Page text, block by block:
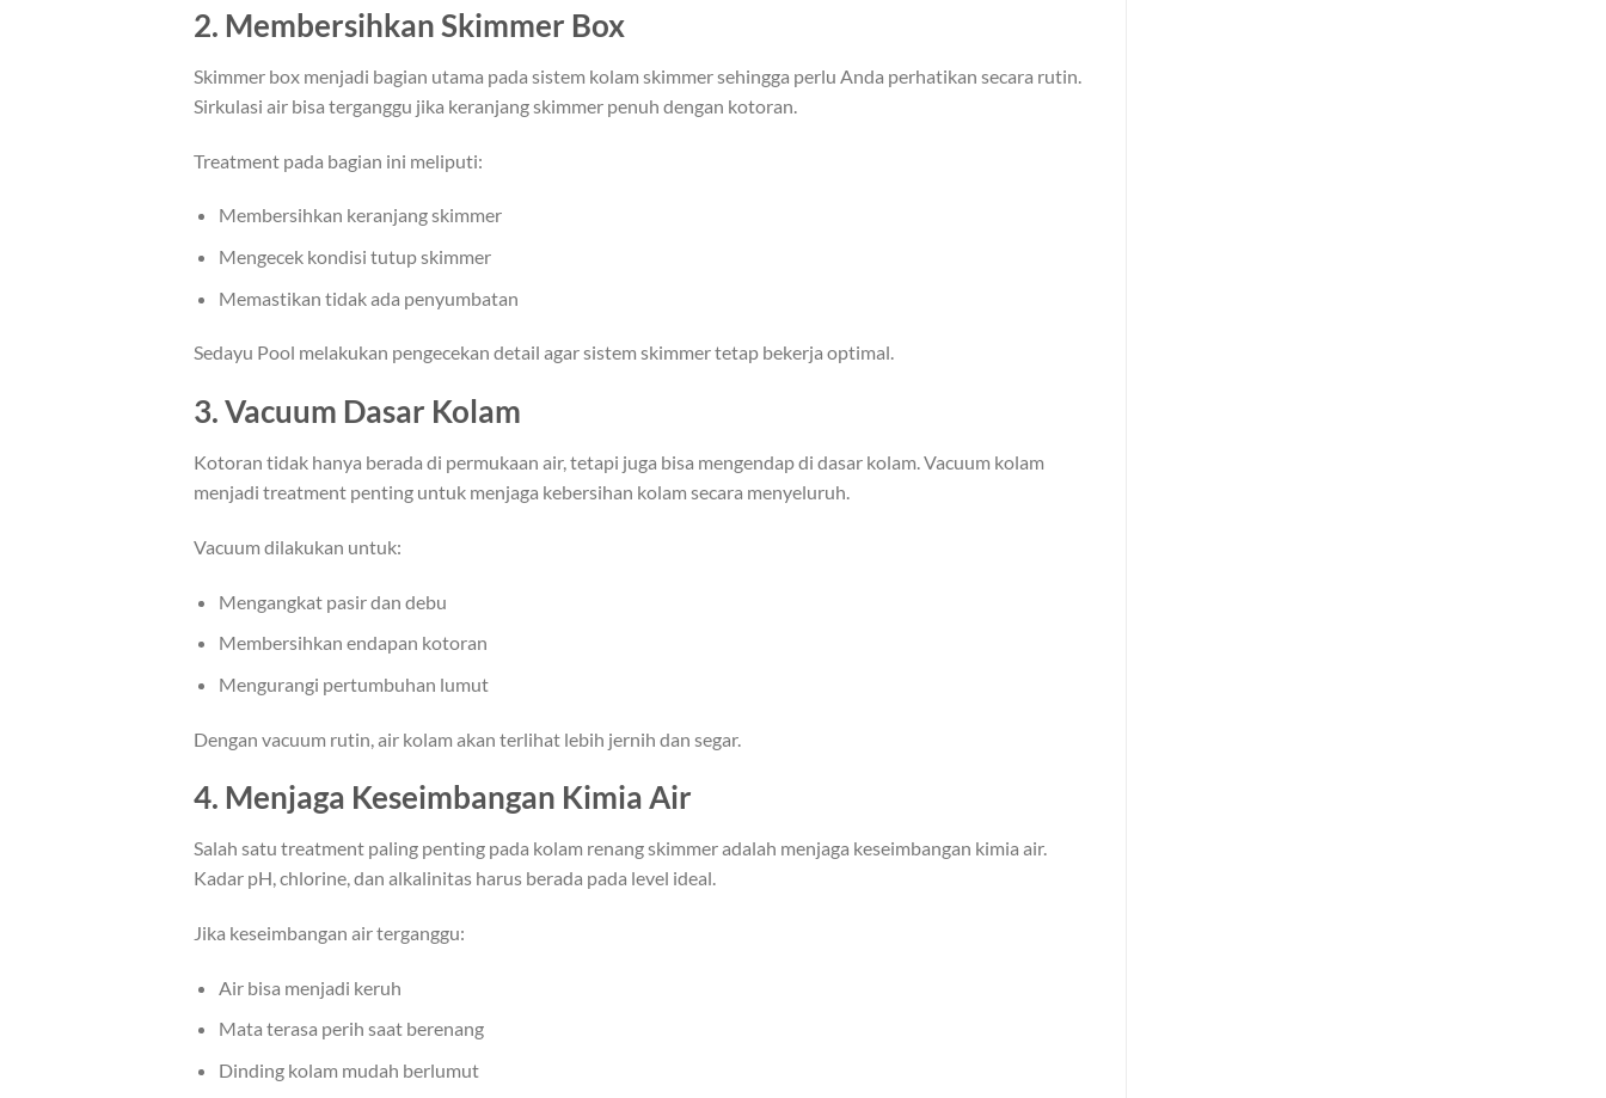
2. Membersihkan Skimmer Box
Skimmer box menjadi bagian utama pada sistem kolam skimmer sehingga perlu Anda perhatikan secara rutin.
Sirkulasi air bisa terganggu jika keranjang skimmer penuh dengan kotoran.
Treatment pada bagian ini meliputi:
Membersihkan keranjang skimmer
Mengecek kondisi tutup skimmer
Memastikan tidak ada penyumbatan
Sedayu Pool melakukan pengecekan detail agar sistem skimmer tetap bekerja optimal.
3. Vacuum Dasar Kolam
Kotoran tidak hanya berada di permukaan air, tetapi juga bisa mengendap di dasar kolam. Vacuum kolam
menjadi treatment penting untuk menjaga kebersihan kolam secara menyeluruh.
Vacuum dilakukan untuk:
Mengangkat pasir dan debu
Membersihkan endapan kotoran
Mengurangi pertumbuhan lumut
Dengan vacuum rutin, air kolam akan terlihat lebih jernih dan segar.
4. Menjaga Keseimbangan Kimia Air
Salah satu treatment paling penting pada kolam renang skimmer adalah menjaga keseimbangan kimia air.
Kadar pH, chlorine, dan alkalinitas harus berada pada level ideal.
Jika keseimbangan air terganggu:
Air bisa menjadi keruh
Mata terasa perih saat berenang
Dinding kolam mudah berlumut